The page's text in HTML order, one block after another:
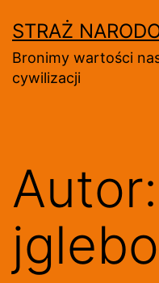
do
treści
STRAŻ
Bronimy wartości
cywilizacji
Autor: